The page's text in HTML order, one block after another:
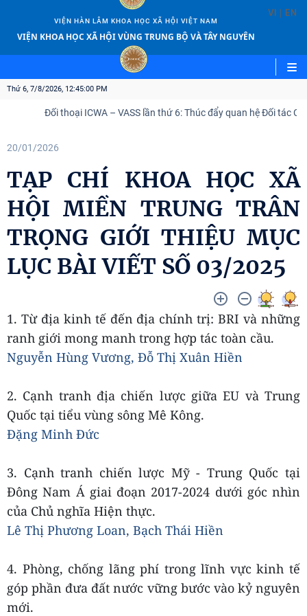
VIỆN HÀN LÂM KHOA HỌC XÃ HỘI VIỆT NAM
VIỆN KHOA HỌC XÃ HỘI VÙNG TRUNG BỘ VÀ TÂY NGUYÊN
VI | EN
Thứ 6, 7/8/2026, 12:45:00 PM
Đối thoại ICWA – VASS lần thứ 6: Thúc đẩy quan hệ Đối tác
20/01/2026
TẠP CHÍ KHOA HỌC XÃ
HỘI MIỀN TRUNG TRÂN
TRỌNG GIỚI THIỆU MỤC
LỤC BÀI VIẾT SỐ 03/2025
1. Từ địa kinh tế đến địa chính trị: BRI và những
ranh giới mong manh trong hợp tác toàn cầu.
Nguyễn Hùng Vương, Đỗ Thị Xuân Hiền
2. Cạnh tranh địa chiến lược giữa EU và Trung
Quốc tại tiểu vùng sông Mê Kông.
Đặng Minh Đức
3. Cạnh tranh chiến lược Mỹ - Trung Quốc tại
Đông Nam Á giai đoạn 2017-2024 dưới góc nhìn
của Chủ nghĩa Hiện thực.
Lê Thị Phương Loan, Bạch Thái Hiền
4. Phòng, chống lãng phí trong lĩnh vực kinh tế
góp phần đưa đất nước vững bước vào kỷ nguyên
mới.